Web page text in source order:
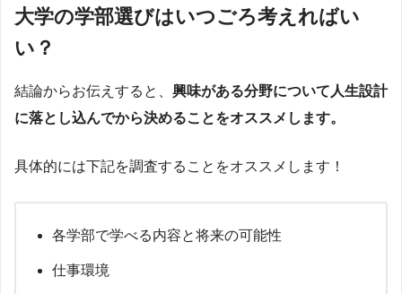
大学の学部選びはいつごろ考えればい
い？
結論からお伝えすると、 興味がある分野について人生設計
に落とし込んでから決めることをオススメします。
具体的には下記を調査することをオススメします！
各学部で学べる内容と将来の可能性
仕事環境